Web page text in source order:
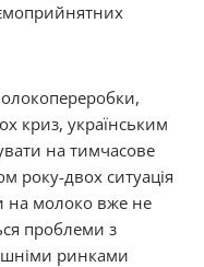
криз, українським
на тимчасове
року-двох ситуація
на молоко вже не
проблеми з
ринками